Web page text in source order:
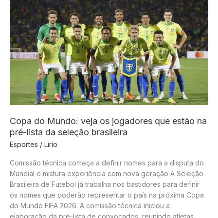
Copa do Mundo: veja os jogadores que estão na
pré-lista da seleção brasileira
Esportes / Lirio
Comissão técnica começa a definir nomes para a disputa do
Mundial e mistura experiência com nova geração A Seleção
Brasileira de Futebol já trabalha nos bastidores para definir
os nomes que poderão representar o país na próxima Copa
do Mundo FIFA 2026. A comissão técnica iniciou a
elaboração da pré-lista de convocados, reunindo atletas